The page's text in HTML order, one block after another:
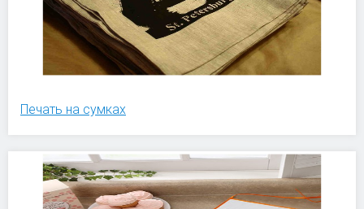
Печать на сумках